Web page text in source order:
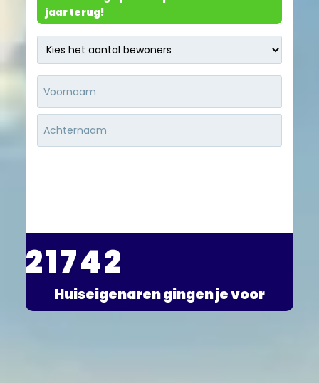
jaar terug!
Geen
titel
*
Huiseigenarengingen je voor
21742